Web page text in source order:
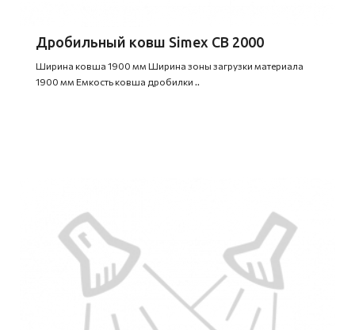
Дробильный ковш Simex CB 2000
Ширина ковша 1900 мм Ширина зоны загрузки материала
1900 мм Емкость ковша дробилки ..